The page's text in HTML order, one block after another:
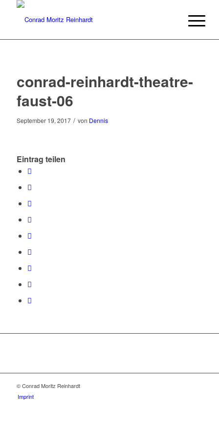
conrad-reinhardt-theatre-
faust-06
September 19, 2017 / von Dennis
Eintrag teilen
© Conrad Moritz Reinhardt
Imprint